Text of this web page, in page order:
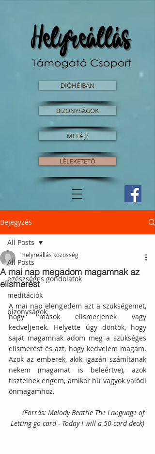
DIÓHÉJBAN
BIZONYSÁGOK
MI FÁJ?
LÉLEKETETŐ
Bejegyzés
All Posts
egészséges gondolatok
meditációk
bizonyságok
All Posts
A mai nap megadom magamnak az
elismerést
Helyreállás közösség
A mai nap elengedem azt a szükségemet,
hogy mások elismerjenek vagy
kedveljenek. Helyette úgy döntök, hogy
saját magamnak adom meg a szükséges
elismerést és azt, hogy kedvelem magam.
Azok az emberek, akik igazán számítanak
nekem (magamat is beleértve), azok
tisztelnek engem, amikor hű vagyok valódi
önmagamhoz.
(Forrás: Melody Beattie The Language of
Letting go card - Today I will a 50-card deck)